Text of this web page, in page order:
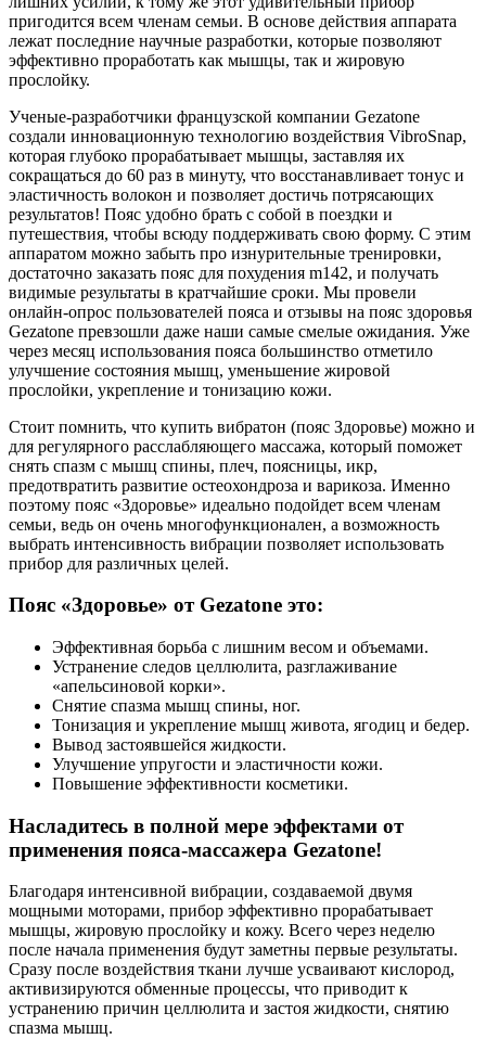
пригодится всем членам семьи. В основе действия аппарата
лежат последние научные разработки, которые позволяют
эффективно проработать как мышцы, так и жировую
прослойку.
Ученые-разработчики французской компании Gezatone
создали инновационную технологию воздействия VibroSnap,
которая глубоко прорабатывает мышцы, заставляя их
сокращаться до 60 раз в минуту, что восстанавливает тонус и
эластичность волокон и позволяет достичь потрясающих
результатов! Пояс удобно брать с собой в поездки и
путешествия, чтобы всюду поддерживать свою форму. С этим
аппаратом можно забыть про изнурительные тренировки,
достаточно заказать пояс для похудения m142, и получать
видимые результаты в кратчайшие сроки. Мы провели
онлайн-опрос пользователей пояса и отзывы на пояс здоровья
Gezatone превзошли даже наши самые смелые ожидания. Уже
через месяц использования пояса большинство отметило
улучшение состояния мышц, уменьшение жировой
прослойки, укрепление и тонизацию кожи.
Стоит помнить, что купить вибратон (пояс Здоровье) можно и
для регулярного расслабляющего массажа, который поможет
снять спазм с мышц спины, плеч, поясницы, икр,
предотвратить развитие остеохондроза и варикоза. Именно
поэтому пояс «Здоровье» идеально подойдет всем членам
семьи, ведь он очень многофункционален, а возможность
выбрать интенсивность вибрации позволяет использовать
прибор для различных целей.
Пояс «Здоровье» от Gezatone это:
Эффективная борьба с лишним весом и объемами.
Устранение следов целлюлита, разглаживание
«апельсиновой корки».
Снятие спазма мышц спины, ног.
Тонизация и укрепление мышц живота, ягодиц и бедер.
Вывод застоявшейся жидкости.
Улучшение упругости и эластичности кожи.
Повышение эффективности косметики.
Насладитесь в полной мере эффектами от
применения пояса-массажера Gezatone!
Благодаря интенсивной вибрации, создаваемой двумя
мощными моторами, прибор эффективно прорабатывает
мышцы, жировую прослойку и кожу. Всего через неделю
после начала применения будут заметны первые результаты.
Сразу после воздействия ткани лучше усваивают кислород,
активизируются обменные процессы, что приводит к
устранению причин целлюлита и застоя жидкости, снятию
спазма мышц.